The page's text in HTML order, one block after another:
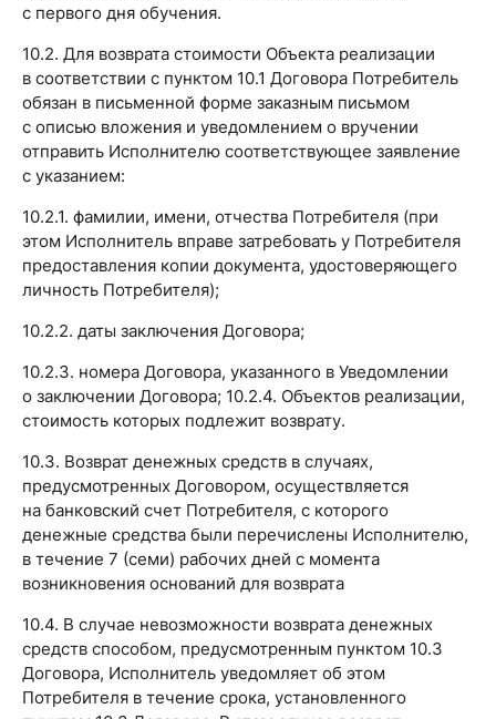
с первого дня обучения.
10.2. Для возврата стоимости Объекта реализации
в соответствии с пунктом 10.1 Договора Потребитель
обязан в письменной форме заказным письмом
с описью вложения и уведомлением о вручении
отправить Исполнителю соответствующее заявление
с указанием:
10.2.1. фамилии, имени, отчества Потребителя (при
этом Исполнитель вправе затребовать у Потребителя
предоставления копии документа, удостоверяющего
личность Потребителя);
10.2.2. даты заключения Договора;
10.2.3. номера Договора, указанного в Уведомлении
о заключении Договора; 10.2.4. Объектов реализации,
стоимость которых подлежит возврату.
10.3. Возврат денежных средств в случаях,
предусмотренных Договором, осуществляется
на банковский счет Потребителя, с которого
денежные средства были перечислены Исполнителю,
в течение 7 (семи) рабочих дней с момента
возникновения оснований для возврата
10.4. В случае невозможности возврата денежных
средств способом, предусмотренным пунктом 10.3
Договора, Исполнитель уведомляет об этом
Потребителя в течение срока, установленного